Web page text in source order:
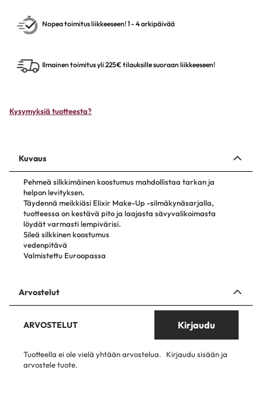
Nopea toimitus liikkeeseen! 1 - 4 arkipäivää
Ilmainen toimitus yli 225€ tilauksille suoraan liikkeeseen!
Kysymyksiä tuotteesta?
Kuvaus
Pehmeä silkkimäinen koostumus mahdollistaa tarkan ja
helpon levityksen.
Täydennä meikkiäsi Elixir Make-Up -silmäkynäsarjalla,
tuotteessa on kestävä pito ja laajasta sävyvalikoimasta
löydät varmasti lempivärisi.
Sileä silkkinen koostumus
vedenpitävä
Valmistettu Euroopassa
Arvostelut
ARVOSTELUT Kirjaudu
Tuotteella ei ole vielä yhtään arvostelua.
Kirjaudu sisään ja
arvostele tuote.